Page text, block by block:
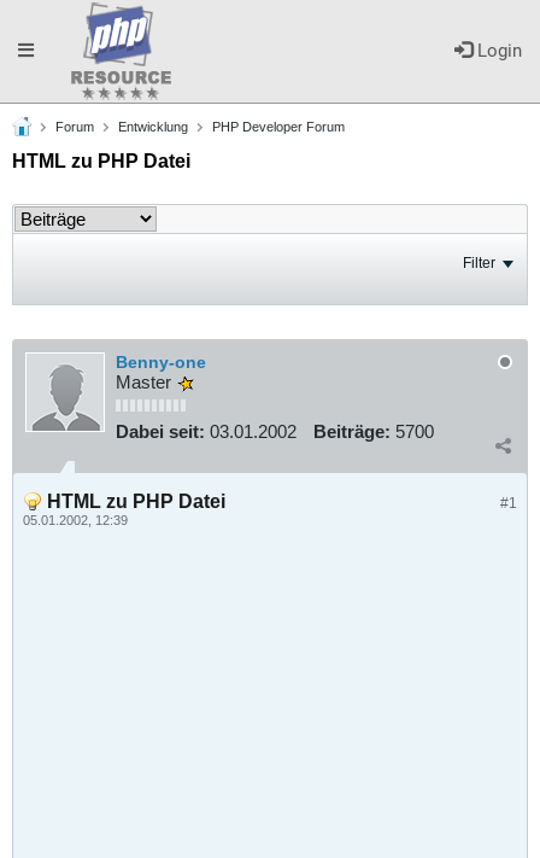
Login
Toggle
navigation
Forum Entwicklung PHP Developer Forum
HTML zu PHP Datei
Filter
Benny-one
Master
Dabei seit: 03.01.2002 Beiträge: 5700
#1
HTML zu PHP Datei
05.01.2002, 12:39